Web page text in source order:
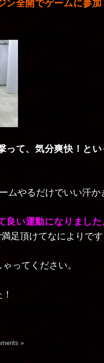
ン全開でゲームに参
って、気分爽快！と
ムやるだけでいい汗か
良い運動になりまし
満足頂けてなによりで
ってください。
»